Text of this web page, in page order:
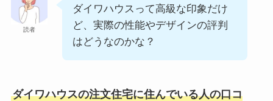
読者
ダイワハウスって高級な印象だけ
ど、実際の性能やデザインの評判
はどうなのかな？
ダイワハウスの注文住宅に住んでいる人の口コ